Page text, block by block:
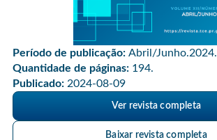
Período de publicação: Abril/Junho.2024.
Quantidade de páginas: 194.
Publicado: 2024-08-09
Ver revista completa
Baixar revista completa